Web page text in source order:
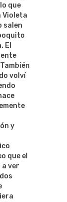
que
Violeta
salen
El
volví
y
que el
ver